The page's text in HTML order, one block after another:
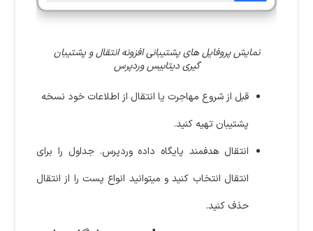
نمایش پروفایل های پشتیبانی افزونه انتقال و پشتیبان
گیری دیتابیس وردپرس
قبل از شروع مهاجرت یا انتقال از اطلاعات خود نسخه
پشتیبان تهیه کنید.
انتقال هدفمند پایگاه داده وردپرس. جداول را برای
انتقال انتخاب کنید و میتوانید انواع پست را از انتقال
حذف کنید.